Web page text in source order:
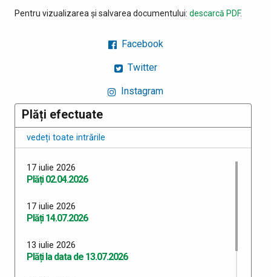
Pentru vizualizarea și salvarea documentului: descarcă PDF.
Facebook
Twitter
Instagram
Plăți efectuate
vedeți toate intrările
17 iulie 2026
Plăți 02.04.2026
17 iulie 2026
Plăți 14.07.2026
13 iulie 2026
Plăți la data de 13.07.2026